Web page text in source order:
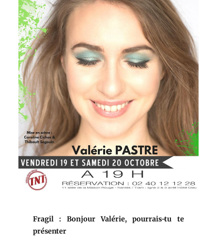
Fragil : Bonjour Valérie, pourrais-tu te
présenter